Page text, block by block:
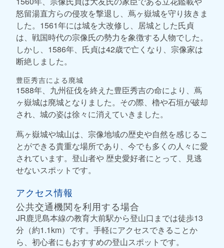
怒留湯直方らの侵攻を撃退し、蔦ヶ嶽城を守り抜きま
した。1561年には城を大改修し、居城とした氏貞
は、戦国時代の宗像氏の勢力を象徴する人物でした。
しかし、1586年、氏貞は42歳で亡くなり、宗像家は
断絶しました。
豊臣秀吉による廃城
1588年、九州征伐を終えた豊臣秀吉の命により、蔦
ヶ嶽城は廃城となりました。その際、櫓や石垣が破却
され、城の姿は徐々に消えていきました。
蔦ヶ嶽城や城山は、宗像地域の歴史や自然を感じるこ
とができる貴重な場所であり、今でも多くの人々に愛
されています。登山者や 歴史愛好者にとって、見逃
せないスポットです。
アクセス情報
公共交通機関を利用する場合
JR鹿児島本線の教育大前駅から登山口までは徒歩13
分（約1.1km）です。手軽にアクセスできることか
ら、初心者にもおすすめの登山スポットです。